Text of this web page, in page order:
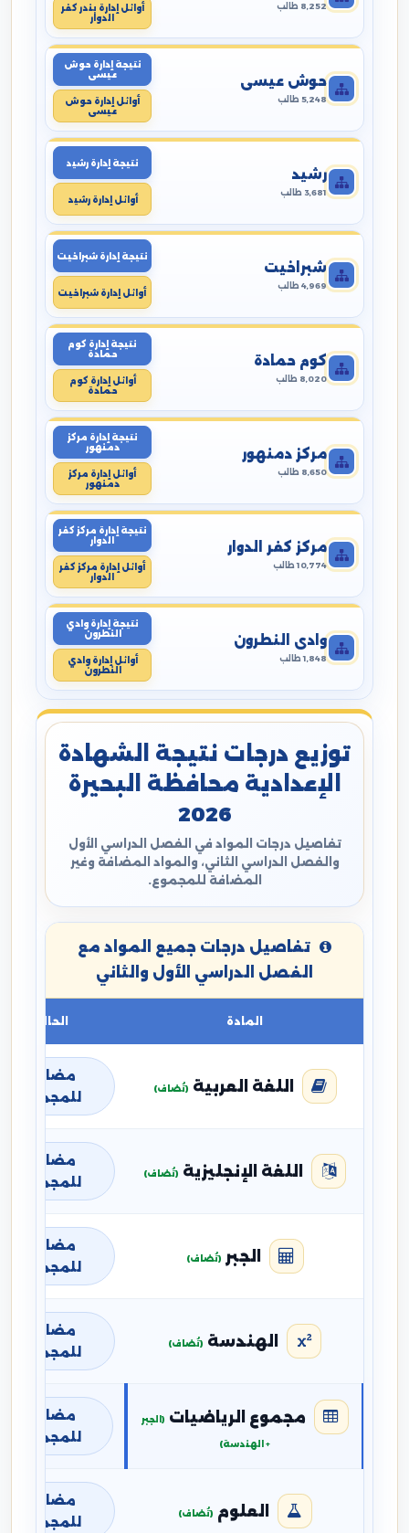
8,252 طالب
أوائل إدارة بندر كفر
الدوار
حوش عيسى
5,248 طالب
نتيجة إدارة حوش
عيسى
أوائل إدارة حوش
عيسى
رشيد
3,681 طالب
نتيجة إدارة رشيد
أوائل إدارة رشيد
شبراخيت
4,969 طالب
نتيجة إدارة شبراخيت
أوائل إدارة شبراخيت
كوم حمادة
8,020 طالب
نتيجة إدارة كوم
حمادة
أوائل إدارة كوم
حمادة
مركز دمنهور
8,650 طالب
نتيجة إدارة مركز
دمنهور
أوائل إدارة مركز
دمنهور
مركز كفر الدوار
10,774 طالب
نتيجة إدارة مركز كفر
الدوار
أوائل إدارة مركز كفر
الدوار
وادي النطرون
1,848 طالب
نتيجة إدارة وادي
النطرون
أوائل إدارة وادي
النطرون
توزيع درجات نتيجة الشهادة
الإعدادية محافظة البحيرة
2026
تفاصيل درجات المواد في الفصل الدراسي الأول
والفصل الدراسي الثاني، والمواد المضافة وغير
المضافة للمجموع.
تفاصيل درجات جميع المواد مع
الفصل الدراسي الأول والثاني
المادة الحالة
اللغة العربية (تُضاف)
مضافة
للمجموع
اللغة الإنجليزية (تُضاف)
مضافة
للمجموع
الجبر (تُضاف)
مضافة
للمجموع
الهندسة (تُضاف)
مضافة
للمجموع
مجموع الرياضيات (الجبر
+ الهندسة)
مضافة
للمجموع
العلوم (تُضاف)
مضافة
للمجموع